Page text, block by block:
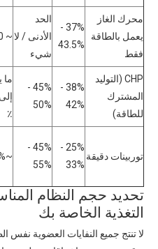
محرك الغاز
يعمل بالطاقة
فقط
37% -
43.5%
الحد
الأدنى / لا
شيء
~ 40 ٪
CHP (التوليد
المشترك
للطاقة)
38% -
42%
45% -
50%
٪
توربينات دقيقة
25% -
33%
45% -
55%
~80%
تحديد حجم النظام
التغذية الخاصة بك
لا تنتج جميع النفايات العضوية